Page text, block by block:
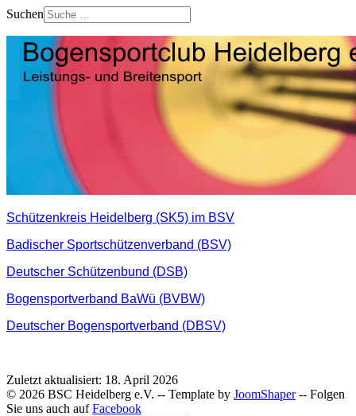
Suchen
Schützenkreis Heidelberg (SK5) im BSV
Badischer Sportschützenverband (BSV)
Deutscher Schützenbund (DSB)
Bogensportverband BaWü (BVBW)
Deutscher Bogensportverband (DBSV)
Zuletzt aktualisiert: 18. April 2026
© 2026 BSC Heidelberg e.V. -- Template by JoomShaper-- Folgen
Sie uns auch aufFacebook